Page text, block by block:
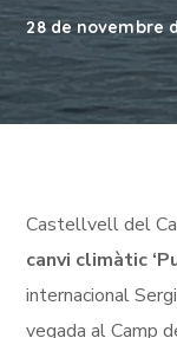
28 de novembre
Castellvell del
canvi climàtic
internacional
vegada al Camp